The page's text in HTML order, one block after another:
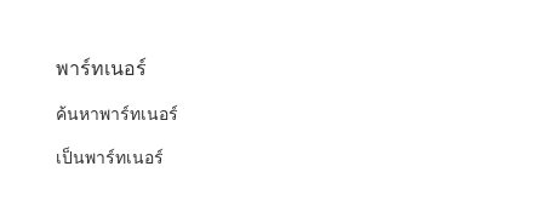
พาร์ทเนอร์
ค้นหาพาร์ทเนอร์
เป็นพาร์ทเนอร์